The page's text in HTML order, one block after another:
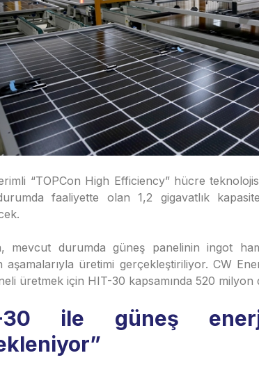
“TOPCon High Efficiency” hücre
faaliyette olan 1,2 gigavatlık
mevcut durumda güneş panelinin ingot
aşamalarıyla üretimi gerçekleştiriliyor. CW
üretmek için HIT-30 kapsamında 520 milyon
30 ile güneş